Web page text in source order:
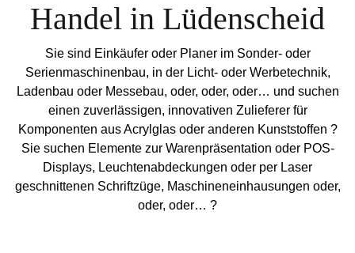
Handel in Lüdenscheid
Sie sind Einkäufer oder Planer im Sonder- oder
Serienmaschinenbau, in der Licht- oder Werbetechnik,
Ladenbau oder Messebau, oder, oder, oder… und suchen
einen zuverlässigen, innovativen Zulieferer für
Komponenten aus Acrylglas oder anderen Kunststoffen ?
Sie suchen Elemente zur Warenpräsentation oder POS-
Displays, Leuchtenabdeckungen oder per Laser
geschnittenen Schriftzüge, Maschineneinhausungen oder,
oder, oder… ?